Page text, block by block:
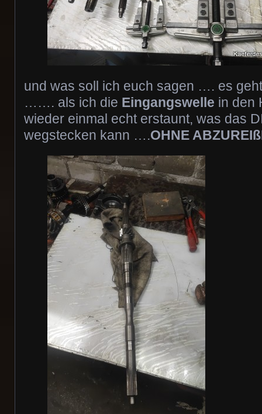
und was soll ich euch sagen …. es
……. als ich die Eingangswelle in den
wieder einmal echt erstaunt, was das
wegstecken kann ….OHNE